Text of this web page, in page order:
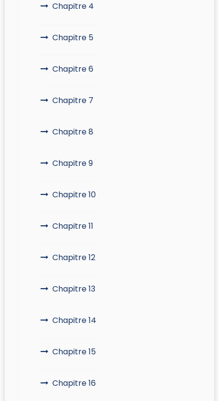
Chapitre 4
Chapitre 5
Chapitre 6
Chapitre 7
Chapitre 8
Chapitre 9
Chapitre 10
Chapitre 11
Chapitre 12
Chapitre 13
Chapitre 14
Chapitre 15
Chapitre 16